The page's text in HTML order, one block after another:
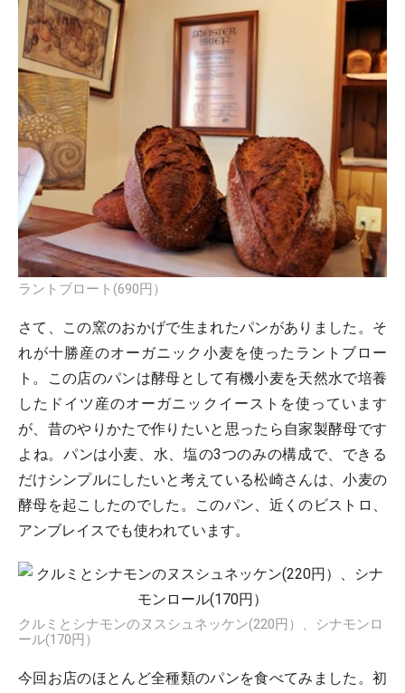
ラントブロート(690円）
さて、この窯のおかげで生まれたパンがありました。そ
れが十勝産のオーガニック小麦を使ったラントブロー
ト。この店のパンは酵母として有機小麦を天然水で培養
したドイツ産のオーガニックイーストを使っています
が、昔のやりかたで作りたいと思ったら自家製酵母です
よね。パンは小麦、水、塩の3つのみの構成で、できる
だけシンプルにしたいと考えている松崎さんは、小麦の
酵母を起こしたのでした。このパン、近くのビストロ、
アンブレイスでも使われています。
クルミとシナモンのヌスシュネッケン(220円）、シナモンロ
ール(170円）
今回お店のほとんど全種類のパンを食べてみました。初